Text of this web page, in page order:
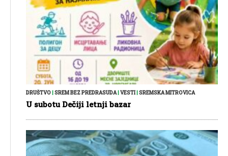
DRUŠTVO SREM BEZ PREDRASUDA| VESTI| SREMSKA MITROVICA
U subotu Dečiji letnji bazar